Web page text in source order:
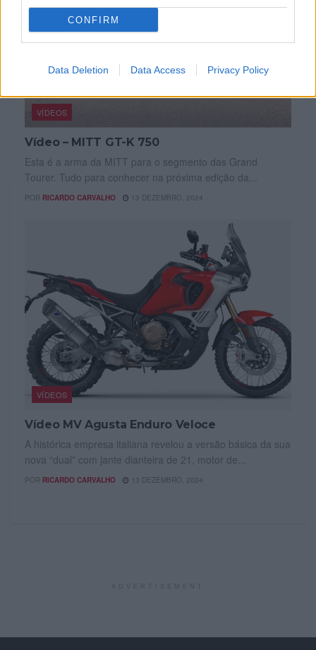
CONFIRM
Data Deletion Data Access Privacy Policy
VÍDEOS
Vídeo – MITT GT-K 750
Esta é a arma da MITT para o segmento das Grand
Tourer. Tudo para conhecer na próxima edição da...
POR RICARDO CARVALHO 13 DEZEMBRO, 2024
VÍDEOS
Vídeo MV Agusta Enduro Veloce
A histórica empresa italiana revelou a versão básica da sua
nova “dual” com jante dianteira de 21, motor de...
POR RICARDO CARVALHO 13 DEZEMBRO, 2024